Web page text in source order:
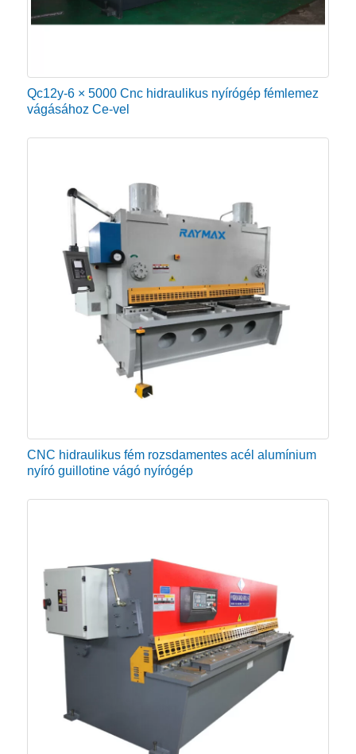
Qc12y-6 × 5000 Cnc hidraulikus nyírógép fémlemez
vágásához Ce-vel
CNC hidraulikus fém rozsdamentes acél alumínium
nyíró guillotine vágó nyírógép